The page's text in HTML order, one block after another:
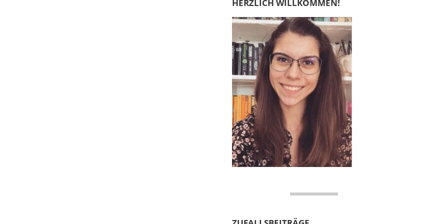
HERZLICH WILLKOMMEN!